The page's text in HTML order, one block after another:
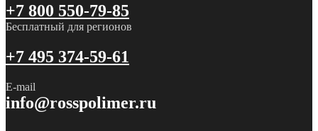
+7 800 550-79-85
Бесплатный для регионов
+7 495 374-59-61
E-mail
info@rosspolimer.ru